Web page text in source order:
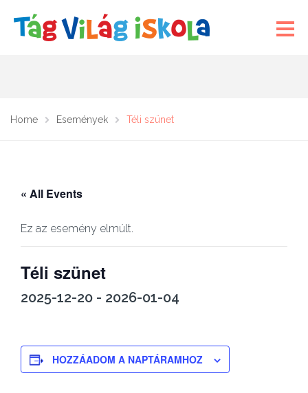
Home Események Téli szünet
« All Events
Ez az esemény elmúlt.
Téli szünet
2025-12-20 - 2026-01-04
HOZZÁADOM A NAPTÁRAMHOZ